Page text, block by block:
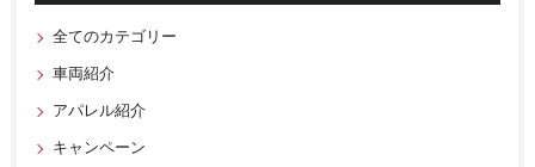
全てのカテゴリー
車両紹介
アパレル紹介
キャンペーン